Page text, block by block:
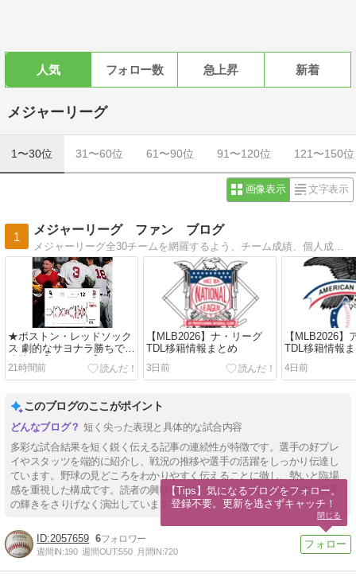
人気 フォロー数 急上昇 新着
メジャーリーグ
1〜30位 31〜60位 61〜90位 91〜120位 121〜150位
画像表示 文字表示
1
メジャーリーグ ファン ブログ
メジャーリーグ全30チームを網羅するよう、チーム成績、個人成績、移籍情報など、できるだけ公平な目線で書いています。
★ボストン・レッドソック
ス 劇的なサヨナラ勝ちで8
連勝★【MLB2026】8月3日
～6日
21時間前
【MLB2026】ナ・リーグ
TDL移籍情報まとめ
3日前
【MLB2026】
TDL移籍情報
4日前
このブログのここがポイント
短く尖った表現と具体的な試合内容
多彩な試合結果を短く鋭く伝える記事の連続性が特徴です。選手の好プレ
イやスタッツを端的に紹介し、戦況の推移や選手の活躍をしっかり伝達し
ています。野球の見どころをわかりやすく伝えることに徹し、勢いと臨場
感を重視した構成です。読者の興味を引きつけつつ、試合の高揚感や選手
の輝きをさりげなく演出しています。
2057659 6
週間IN:190 週間OUT:550 月間IN:720
【Tips】気になるブログをフォロー。
登録不要。更新を逃さずキャッチ！
閉じる